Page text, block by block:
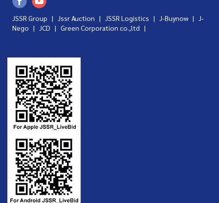
JSSR Group | Jssr Auction | JSSR Logistics | J-Buynow | J-
Nego | JCD | Green Corporation co.,ltd |